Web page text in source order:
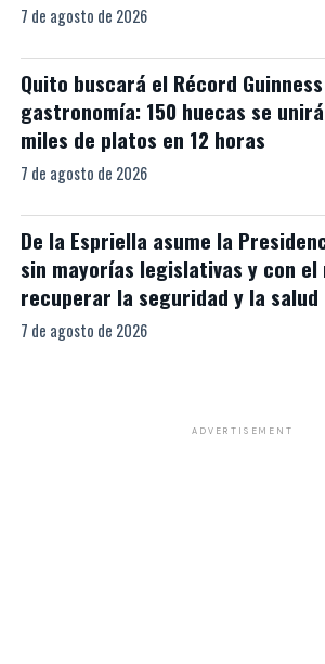
7 de agosto de 2026
Quito buscará el Récord
gastronomía: 150 huecas se
miles de platos en 12 horas
7 de agosto de 2026
De la Espriella asume la
sin mayorías legislativas y con
recuperar la seguridad y la salud
7 de agosto de 2026
ADVERTISEMENT